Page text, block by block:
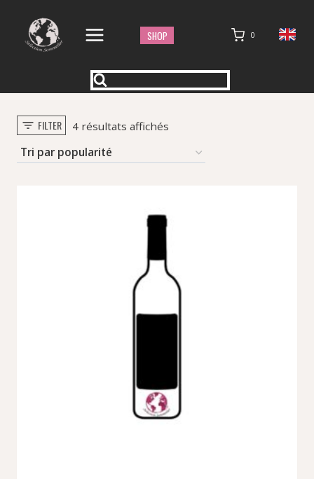
contenu
SHOP 0
FILTER 4 résultats affichésTrié
popularité